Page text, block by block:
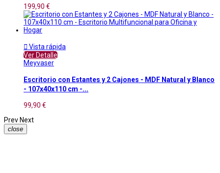
199,90 €
 Vista rápida
Ver Detalle
Meyvaser
Escritorio con Estantes y 2 Cajones - MDF Natural y Blanco
- 107x40x110 cm -...
99,90 €
Prev Next
close